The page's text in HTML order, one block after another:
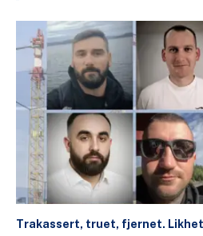
Trakassert, truet, fjernet.